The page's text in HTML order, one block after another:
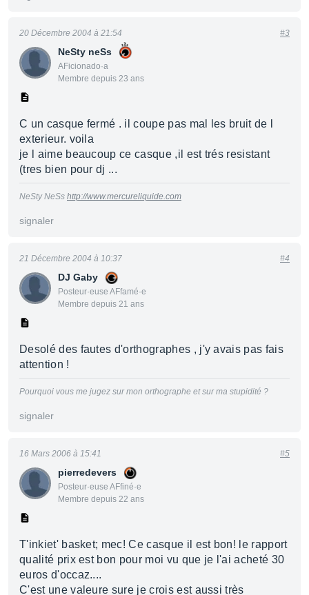
NeSty neSs
AFicionado·a
Membre depuis 23 ans
20 Décembre 2004 à 21:54 #3
C un casque fermé . il coupe pas mal les bruit de l
exterieur. voila
je l aime beaucoup ce casque ,il est trés resistant
(tres bien pour dj ...
NeSty NeSs http://www.mercureliquide.com
signaler
DJ Gaby
Posteur·euse AFfamé·e
Membre depuis 21 ans
21 Décembre 2004 à 10:37 #4
Desolé des fautes d'orthographes , j'y avais pas fais
attention !
Pourquoi vous me jugez sur mon orthographe et sur ma stupidité ?
signaler
pierredevers
Posteur·euse AFfiné·e
Membre depuis 22 ans
16 Mars 2006 à 15:41 #5
T'inkiet' basket; mec! Ce casque il est bon! le rapport
qualité prix est bon pour moi vu que je l'ai acheté 30
euros d'occaz....
C'est une valeure sure je crois est aussi très